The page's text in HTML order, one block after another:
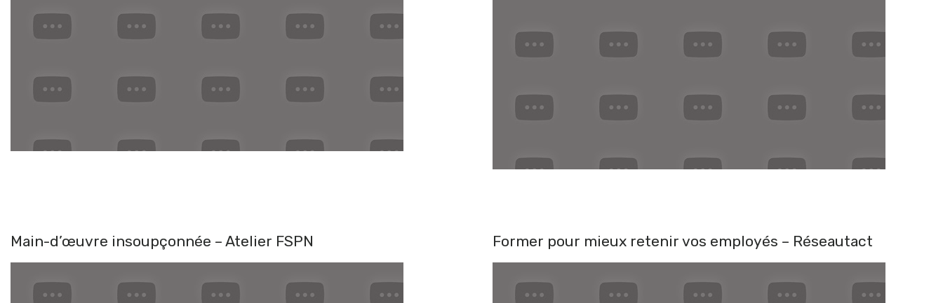
Main-d’œuvre insoupçonnée – Atelier FSPN Former pour mieux retenir vos employés – Réseautact